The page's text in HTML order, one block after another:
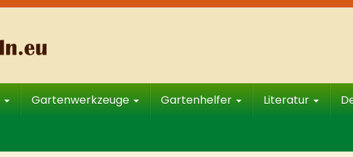
Gartenwerkzeuge Gartenhelfer Literatur